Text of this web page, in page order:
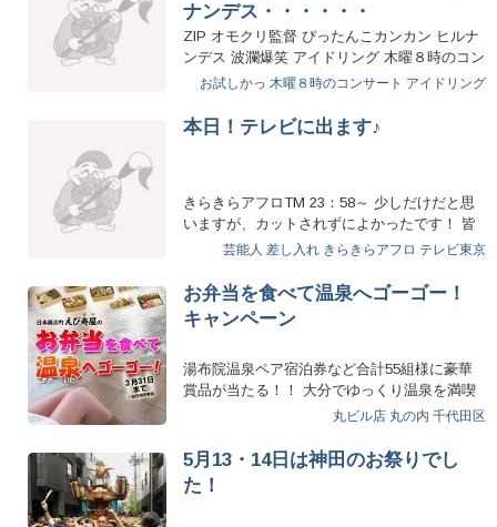
ナンデス・・・・・・
ZIP オモクリ監督 ぴったんこカンカン ヒルナ
ンデス 波瀾爆笑 アイドリング 木曜８時のコン
サート スクール…
お試しかっ 木曜８時のコンサート アイドリング
本日！テレビに出ます♪
きらきらアフロTM 23：58～ 少しだけだと思
いますが、カットされずによかったです！ 皆
さま、深夜…
芸能人 差し入れ きらきらアフロ テレビ東京
お弁当を食べて温泉へゴーゴー！
キャンペーン
湯布院温泉ペア宿泊券など合計55組様に豪華
賞品が当たる！！ 大分でゆっくり温泉を満喫
しませんか？ えび寿屋…丸ビル店 丸の内 千代田区
5月13・14日は神田のお祭りでし
た！